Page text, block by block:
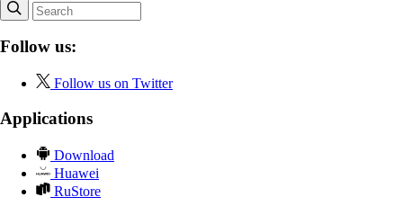
Follow us:
Follow us on Twitter
Applications
Download
Huawei
RuStore